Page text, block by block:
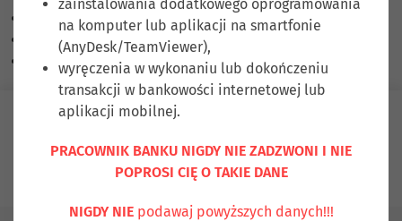
Czcionka 100%
Wysokość linii 100%
Odstęp liter 100 %
Ubezpiecz się Kontakt
zainstalowania dodatkowego oprogramowania
na komputer lub aplikacji na smartfonie
(AnyDesk/TeamViewer),
wyręczenia w wykonaniu lub dokończeniu
transakcji w bankowości internetowej lub
aplikacji mobilnej.
PRACOWNIK BANKU NIGDY NIE ZADZWONI I NIE
POPROSI CIĘ O TAKIE DANE
NIGDY NIEpodawaj powyższych danych!!!